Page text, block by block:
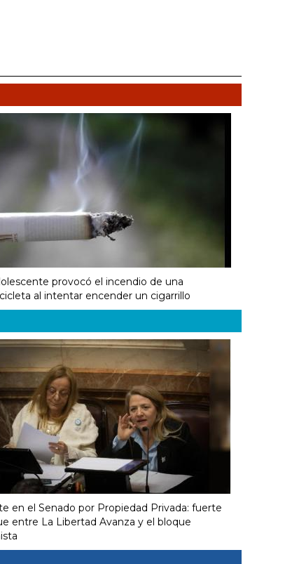
provocó el incendio de una
al intentar encender un cigarrillo
en el Senado por Propiedad Privada: fuerte
entre La Libertad Avanza y el bloque